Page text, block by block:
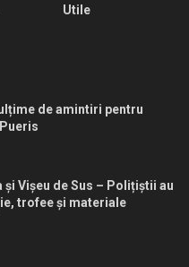
Utile
de amintiri pentru
Vișeu de Sus – Polițiștii au
trofee și materiale